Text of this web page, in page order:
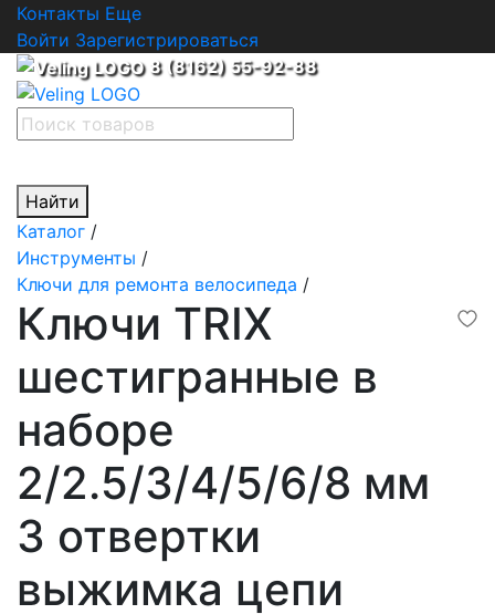
Контакты Еще
Войти Зарегистрироваться
8 (8162) 55-92-88
Найти
Каталог /
Инструменты /
Ключи для ремонта велосипеда /
Ключи TRIX
шестигранные в
наборе
2/2.5/3/4/5/6/8 мм
3 отвертки
выжимка цепи